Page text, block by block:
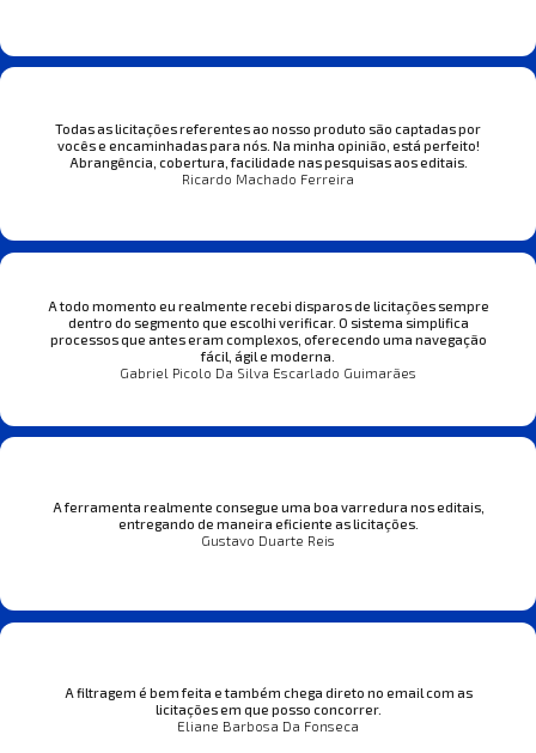
Todas as licitações referentes ao nosso produto são captadas por
vocês e encaminhadas para nós. Na minha opinião, está perfeito!
Abrangência, cobertura, facilidade nas pesquisas aos editais.
Ricardo Machado Ferreira
A todo momento eu realmente recebi disparos de licitações sempre
dentro do segmento que escolhi verificar. O sistema simplifica
processos que antes eram complexos, oferecendo uma navegação
fácil, ágil e moderna.
Gabriel Picolo Da Silva Escarlado Guimarães
A ferramenta realmente consegue uma boa varredura nos editais,
entregando de maneira eficiente as licitações.
Gustavo Duarte Reis
A filtragem é bem feita e também chega direto no email com as
licitações em que posso concorrer.
Eliane Barbosa Da Fonseca